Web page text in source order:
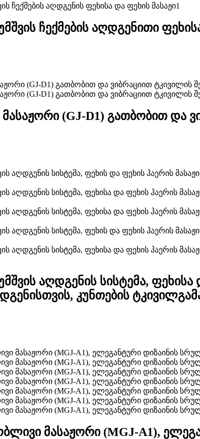
ჩექმების აღდგენითი
(GJ-D1) გათბობით და
აღდგენის სისტემა,
კუნთების
მასაჟორი (MGJ-A1),